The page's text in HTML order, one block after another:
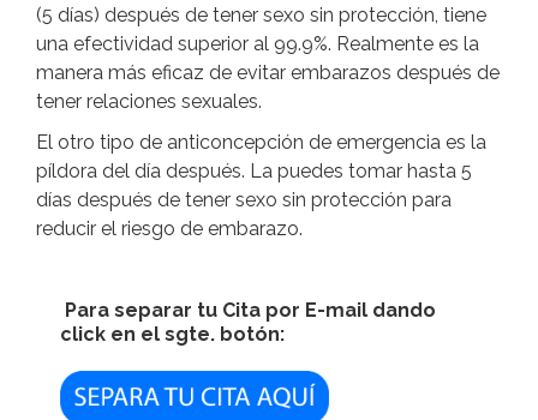
(5 días) después de tener sexo sin protección, tiene
una efectividad superior al 99.9%. Realmente es la
manera más eficaz de evitar embarazos después de
tener relaciones sexuales.
El otro tipo de anticoncepción de emergencia es la
píldora del día después. La puedes tomar hasta 5
días después de tener sexo sin protección para
reducir el riesgo de embarazo.
Para separar tu Cita por E-mail dando
click en el sgte. botón: